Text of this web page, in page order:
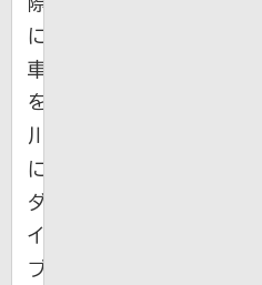
に
車
を
川
に
ダ
イ
ブ